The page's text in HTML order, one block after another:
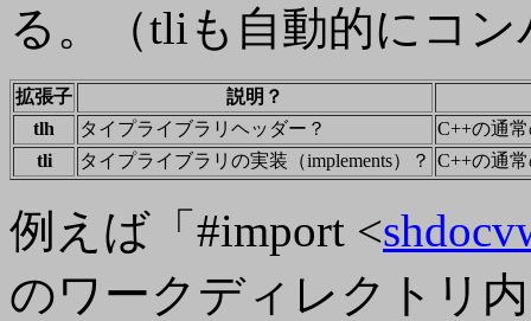
る。（tliも自動的にコ
拡張子
説明？
tlh
タイプライブラリヘッダー？
C++の通
tli
タイプライブラリの実装（implements）？ C++の通
例えば「#import <
のワークディレクトリ